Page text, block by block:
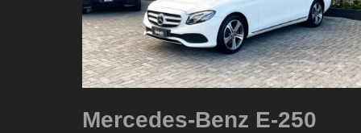
Mercedes-Benz E-250